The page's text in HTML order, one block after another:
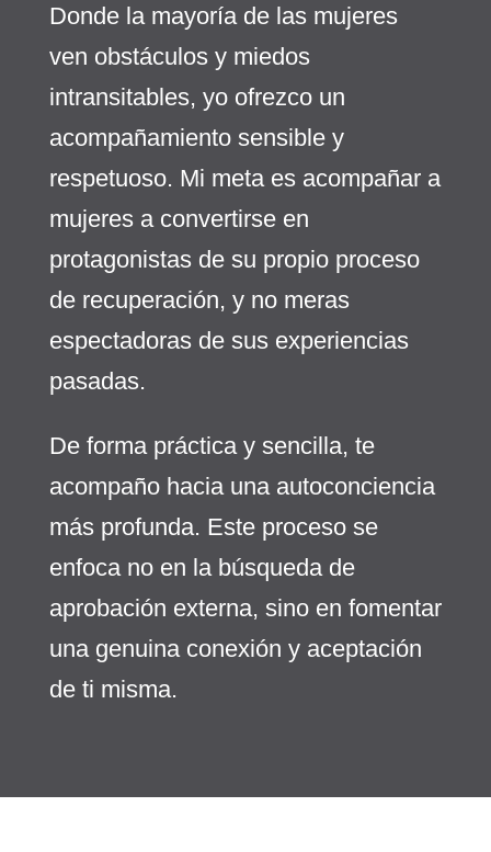
Donde la mayoría de las mujeres
ven obstáculos y miedos
intransitables, yo ofrezco un
acompañamiento sensible y
respetuoso. Mi meta es acompañara
mujeres a convertirse en
protagonistas de su propio proceso
de recuperación, y no meras
espectadoras de sus experiencias
pasadas.
De forma práctica y sencilla, te
acompaño hacia una autoconciencia
más profunda. Este proceso se
enfoca no en la búsqueda de
aprobación externa, sino en fomentar
una genuina conexión y aceptación
de ti misma.